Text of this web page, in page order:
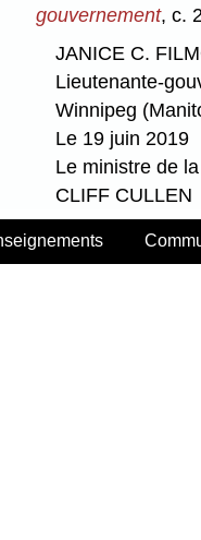
gouvernement, c.
JANICE C.
Lieutenante-
Winnipeg
Le 19 juin 2019
Le ministre de
CLIFF CULLEN